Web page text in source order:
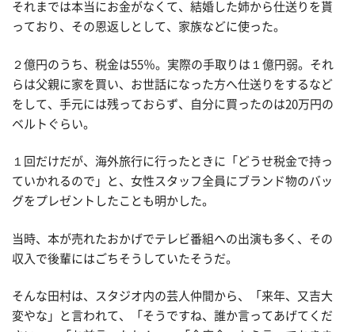
それまでは本当にお金がなくて、結婚した姉から仕送りを貰
っており、その恩返しとして、家族などに使った。
２億円のうち、税金は55％。実際の手取りは１億円弱。それ
らは父親に家を買い、お世話になった方へ仕送りをするなど
をして、手元には残っておらず、自分に買ったのは20万円の
ベルトぐらい。
１回だけだが、海外旅行に行ったときに「どうせ税金で持っ
ていかれるので」と、女性スタッフ全員にブランド物のバッ
グをプレゼントしたことも明かした。
当時、本が売れたおかげでテレビ番組への出演も多く、その
収入で後輩にはごちそうしていたそうだ。
そんな田村は、スタジオ内の芸人仲間から、「来年、又吉大
変やな」と言われて、「そうですね、誰か言ってあげてくだ